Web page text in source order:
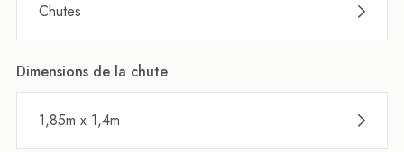
Chutes
Dimensions de la chute
1,85m x 1,4m